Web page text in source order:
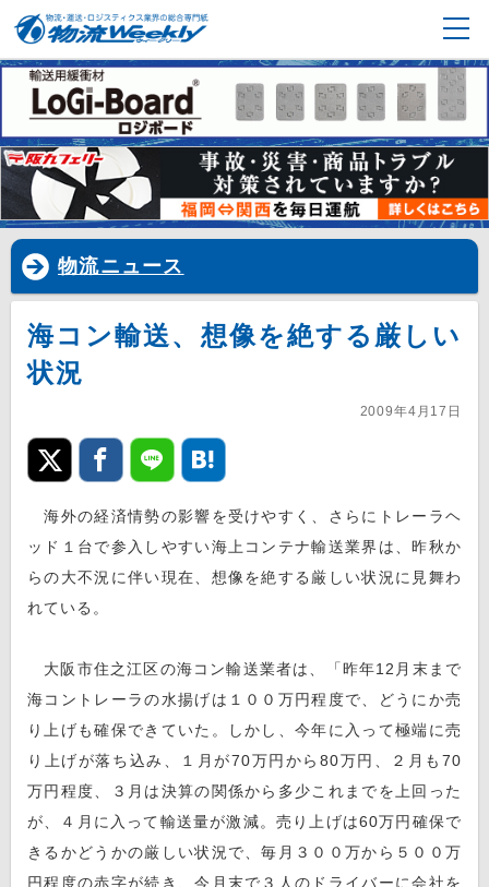
物流ニュース
海コン輸送、想像を絶する厳しい
状況
2009年4月17日
海外の経済情勢の影響を受けやすく、さらにトレーラヘ
ッド１台で参入しやすい海上コンテナ輸送業界は、昨秋か
らの大不況に伴い現在、想像を絶する厳しい状況に見舞わ
れている。
大阪市住之江区の海コン輸送業者は、「昨年12月末まで
海コントレーラの水揚げは１００万円程度で、どうにか売
り上げも確保できていた。しかし、今年に入って極端に売
り上げが落ち込み、１月が70万円から80万円、２月も70
万円程度、３月は決算の関係から多少これまでを上回った
が、４月に入って輸送量が激減。売り上げは60万円確保で
きるかどうかの厳しい状況で、毎月３００万から５００万
円程度の赤字が続き、今月末で３人のドライバーに会社を